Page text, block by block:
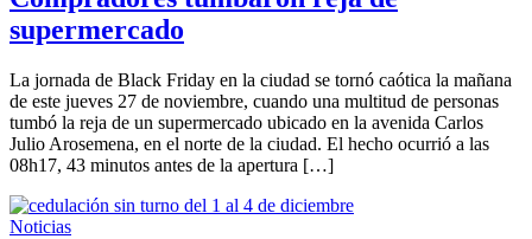
supermercado
La jornada de Black Friday en la ciudad se tornó caótica la mañana
de este jueves 27 de noviembre, cuando una multitud de personas
tumbó la reja de un supermercado ubicado en la avenida Carlos
Julio Arosemena, en el norte de la ciudad. El hecho ocurrió a las
08h17, 43 minutos antes de la apertura […]
Noticias